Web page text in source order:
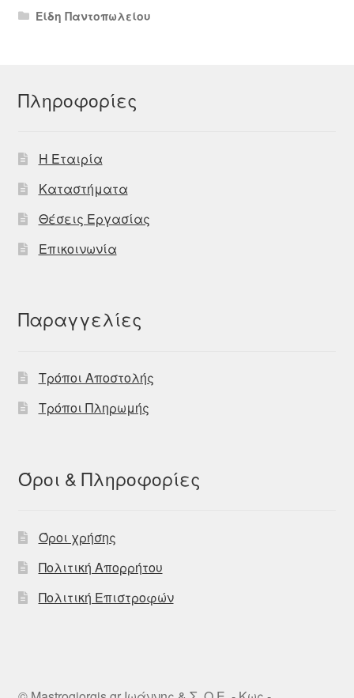
Είδη Παντοπωλείου
Πληροφορίες
Η Εταιρία
Καταστήματα
Θέσεις Εργασίας
Επικοινωνία
Παραγγελίες
Τρόποι Αποστολής
Τρόποι Πληρωμής
Όροι & Πληροφορίες
Όροι χρήσης
Πολιτική Απορρήτου
Πολιτική Επιστροφών